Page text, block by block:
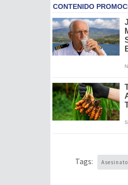
Tags: Asesinato